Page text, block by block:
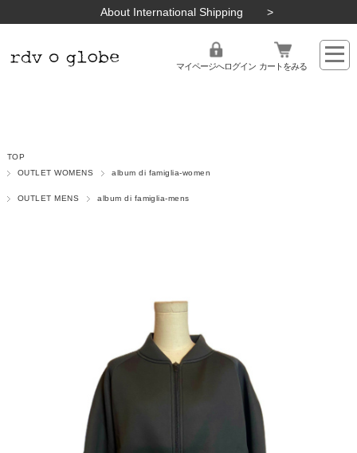
About International Shipping
マイページへログイン カートをみる
TOP
OUTLET WOMENS
album di famiglia-women
OUTLET MENS album di famiglia-mens